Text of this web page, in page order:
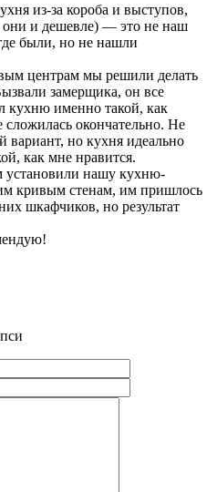
из-за короба и выступов,
они и дешевле) — это не наш
были, но не нашли
центрам мы решили делать
замерщика, он все
кухню именно такой, как
сложилась окончательно. Не
вариант, но кухня идеально
как мне нравится.
установили нашу кухню-
кривым стенам, им пришлось
шкафчиков, но результат